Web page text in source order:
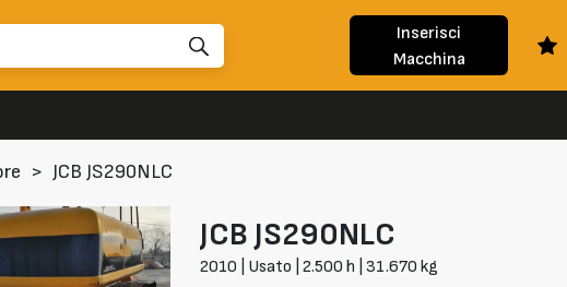
Inserisci
Macchina
> JCB JS290NLC
JCB JS290NLC
2010 | Usato | 2.500 h | 31.670 kg